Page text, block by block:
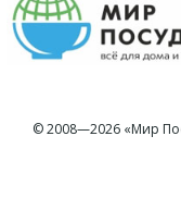
© 2008—2026 «Мир